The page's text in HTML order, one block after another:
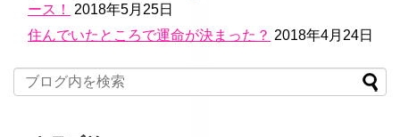
ース！
2018年5月25日
住んでいたところで運命が決まった？ 2018年4月24日